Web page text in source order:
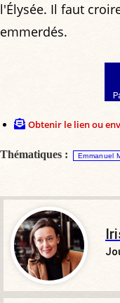
l'Élysée. Il faut
emmerdés.
Obtenir le lien ou
Thématiques : Emmanuel